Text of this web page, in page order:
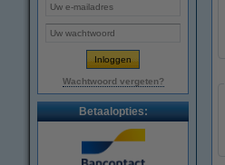
Wachtwoord vergeten?
Betaalopties: